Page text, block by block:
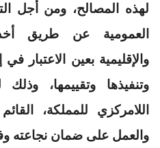
لهذه المصالح، ومن أجل
العمومية عن طريق
والإقليمية بعين الاعتبار
وتنفيذها وتقييمها، وذلك
اللامركزي للمملكة،
والعمل على ضمان نجاعته